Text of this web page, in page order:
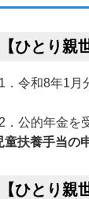
ひとり親
．令和8年1月
．公的年金を
扶養手当の
ひとり親